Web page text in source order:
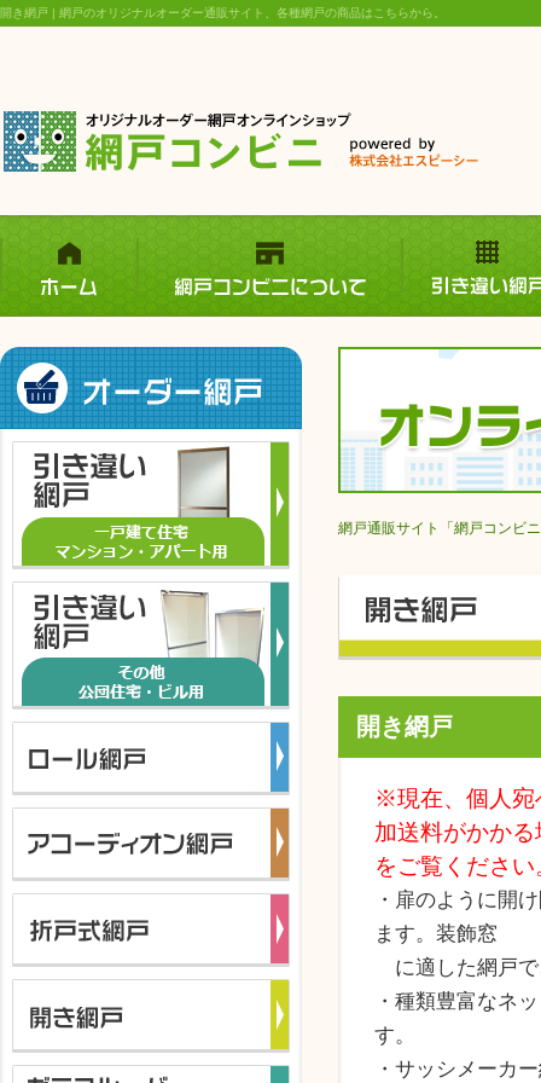
開き網戸 | 網戸のオリジナルオーダー通販サイト、各種網戸の商品はこちらから。
網戸通販サイト「網戸コンビ
開き網戸
※現在、個人宛
加送料がかか
をご覧ください
・扉のように開
ます。装飾窓
に適した網戸で
・種類豊富なネ
す。
・サッシメーカ